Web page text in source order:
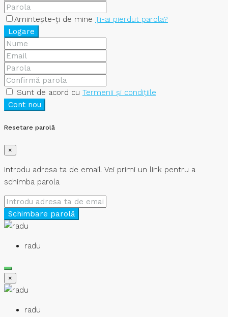
Amintește-ți de mine Ți-ai pierdut parola?
Logare
Sunt de acord cu Termenii și condițiile
Cont nou
Resetare parolă
×
Introdu adresa ta de email. Vei primi un link pentru a
schimba parola
Schimbare parolă
radu
×
radu